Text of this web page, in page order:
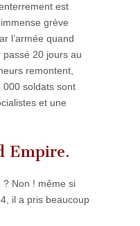
est
grève
l’armée quand
passé 20 jours au
remontent,
soldats sont
et une
Empire.
? Non ! même si
il a pris beaucoup